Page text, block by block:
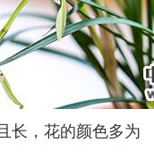
，花的颜色多为